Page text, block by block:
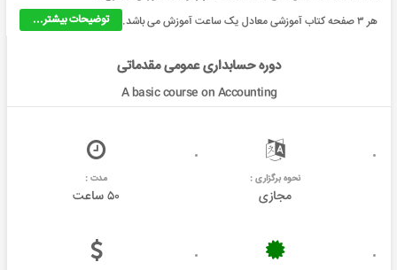
توضیحات بیشتر...
هر ۳ صفحه کتاب آموزشی معادل یک ساعت آموزش می باشد.
دوره حسابداری عمومی مقدماتی
A basic course on Accounting
نحوه برگزاری :
مجازی
مدت :
۵۰ ساعت